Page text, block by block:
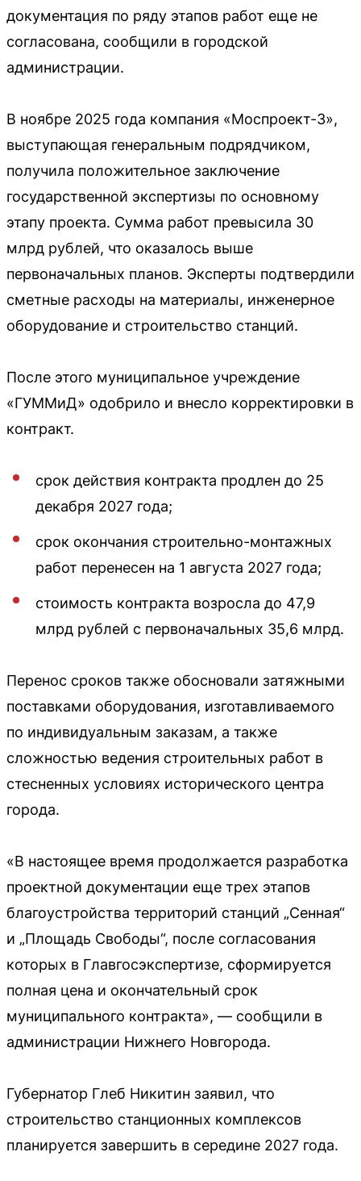
документация по ряду этапов работ еще не
согласована, сообщили в городской
администрации.
В ноябре 2025 года компания «Моспроект-3»,
выступающая генеральным подрядчиком,
получила положительное заключение
государственной экспертизы по основному
этапу проекта. Сумма работ превысила 30
млрд рублей, что оказалось выше
первоначальных планов. Эксперты подтвердили
сметные расходы на материалы, инженерное
оборудование и строительство станций.
После этого муниципальное учреждение
«ГУММиД» одобрило и внесло корректировки в
контракт.
срок действия контракта продлен до 25
декабря 2027 года;
срок окончания строительно-монтажных
работ перенесен на 1 августа 2027 года;
стоимость контракта возросла до 47,9
млрд рублей с первоначальных 35,6 млрд.
Перенос сроков также обосновали затяжными
поставками оборудования, изготавливаемого
по индивидуальным заказам, а также
сложностью ведения строительных работ в
стесненных условиях исторического центра
города.
«В настоящее время продолжается разработка
проектной документации еще трех этапов
благоустройства территорий станций „Сенная“
и „Площадь Свободы“, после согласования
которых в Главгосэкспертизе, сформируется
полная цена и окончательный срок
муниципального контракта», — сообщили в
администрации Нижнего Новгорода.
Губернатор Глеб Никитин заявил, что
строительство станционных комплексов
планируется завершить в середине 2027 года.